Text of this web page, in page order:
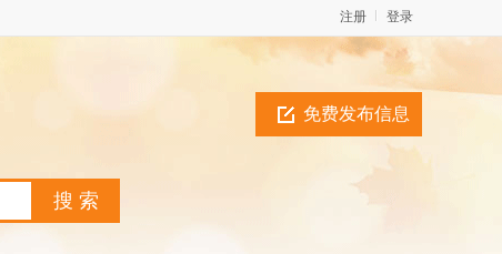
登录
注册
免费发布信息